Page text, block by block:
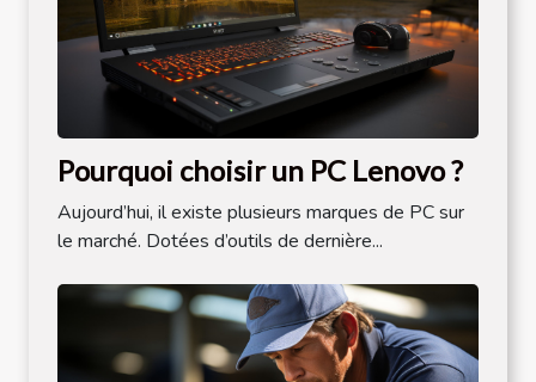
Pourquoi choisir un PC Lenovo ?
Aujourd’hui, il existe plusieurs marques de PC sur
le marché. Dotées d’outils de dernière...